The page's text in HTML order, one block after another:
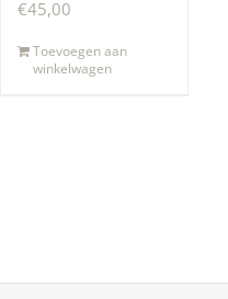
€45,00
Toevoegen aan
winkelwagen